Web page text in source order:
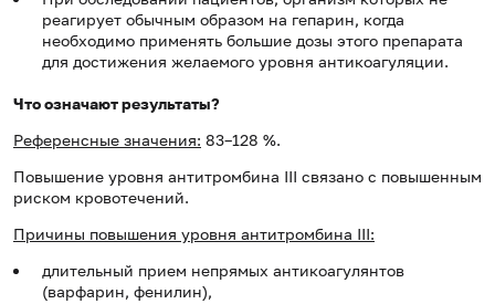
реагирует обычным образом на гепарин, когда
необходимо применять большие дозы этого препарата
для достижения желаемого уровня антикоагуляции.
Что означают результаты?
Референсные значения: 83–128 %.
Повышение уровня антитромбина III связано с повышенным
риском кровотечений.
Причины повышения уровня антитромбина III:
длительный прием непрямых антикоагулянтов
(варфарин, фенилин),